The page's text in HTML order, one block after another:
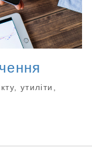
утиліти,